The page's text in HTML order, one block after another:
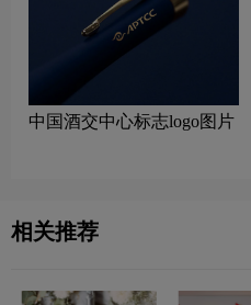
中国酒交中心标志logo图片
相关推荐